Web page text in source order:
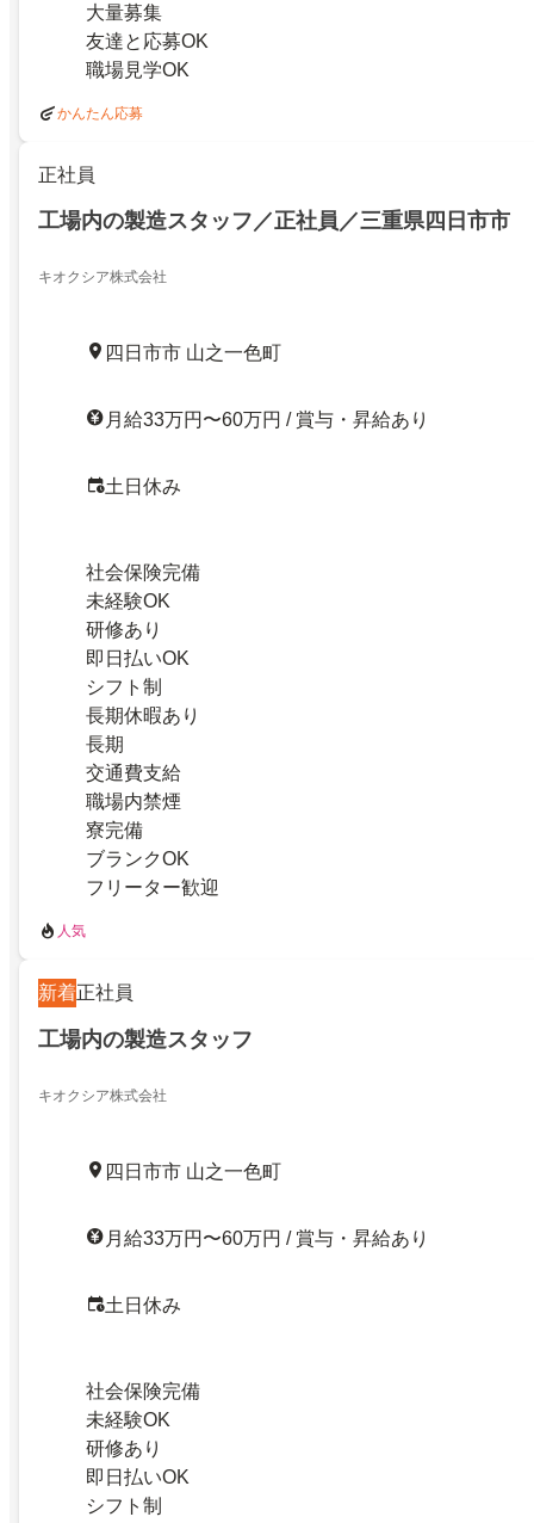
大量募集
友達と応募OK
職場見学OK
かんたん応募
正社員
工場内の製造スタッフ／正社員／三重県四日市市
キオクシア株式会社
四日市市 山之一色町
月給33万円〜60万円 / 賞与・昇給あり
土日休み
社会保険完備
未経験OK
研修あり
即日払いOK
シフト制
長期休暇あり
長期
交通費支給
職場内禁煙
寮完備
ブランクOK
フリーター歓迎
人気
新着正社員
工場内の製造スタッフ
キオクシア株式会社
四日市市 山之一色町
月給33万円〜60万円 / 賞与・昇給あり
土日休み
社会保険完備
未経験OK
研修あり
即日払いOK
シフト制